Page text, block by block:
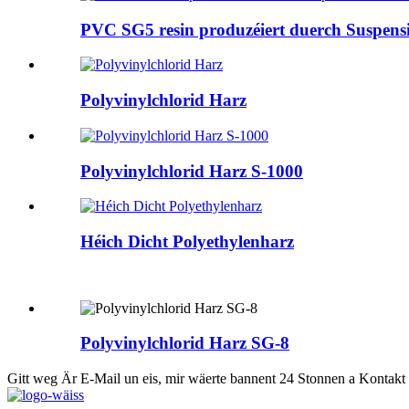
PVC SG5 resin produzéiert duerch
Polyvinylchlorid Harz
Polyvinylchlorid Harz S-1000
Héich Dicht Polyethylenharz
Polyvinylchlorid Harz SG-8
Gitt weg Är E-Mail un eis, mir wäerte bannent 24 Stonnen a Kontakt